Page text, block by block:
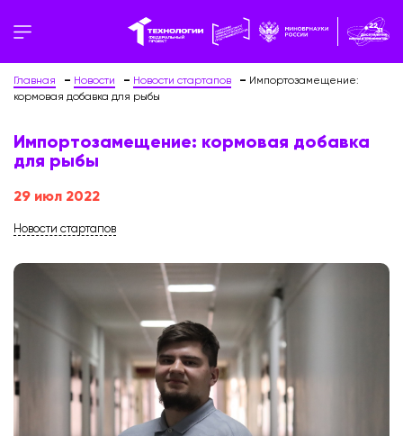
Главная Новости Новости стартапов
Импортозамещение:
кормовая добавка для рыбы
Импортозамещение: кормовая добавка
для рыбы
29 июл 2022
Новости стартапов